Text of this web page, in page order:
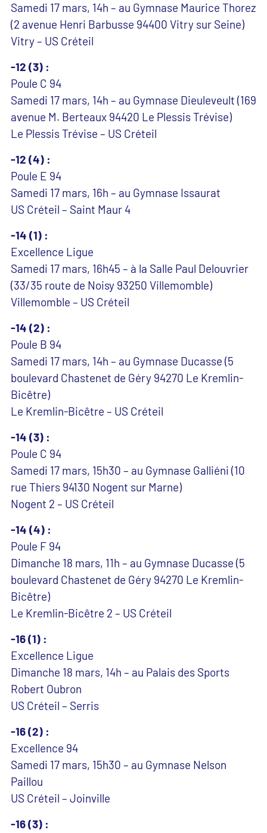
Samedi 17 mars, 14h – au Gymnase Maurice Thorez
(2 avenue Henri Barbusse 94400 Vitry sur Seine)
Vitry – US Créteil
-12 (3) :
Poule C 94
Samedi 17 mars, 14h – au Gymnase Dieuleveult (169
avenue M. Berteaux 94420 Le Plessis Trévise)
Le Plessis Trévise – US Créteil
-12 (4) :
Poule E 94
Samedi 17 mars, 16h – au Gymnase Issaurat
US Créteil – Saint Maur 4
-14 (1) :
Excellence Ligue
Samedi 17 mars, 16h45 – à la Salle Paul Delouvrier
(33/35 route de Noisy 93250 Villemomble)
Villemomble – US Créteil
-14 (2) :
Poule B 94
Samedi 17 mars, 14h – au Gymnase Ducasse (5
boulevard Chastenet de Géry 94270 Le Kremlin-
Bicêtre)
Le Kremlin-Bicêtre – US Créteil
-14 (3) :
Poule C 94
Samedi 17 mars, 15h30 – au Gymnase Galliéni (10
rue Thiers 94130 Nogent sur Marne)
Nogent 2 – US Créteil
-14 (4) :
Poule F 94
Dimanche 18 mars, 11h – au Gymnase Ducasse (5
boulevard Chastenet de Géry 94270 Le Kremlin-
Bicêtre)
Le Kremlin-Bicêtre 2 – US Créteil
-16 (1) :
Excellence Ligue
Dimanche 18 mars, 14h – au Palais des Sports
Robert Oubron
US Créteil – Serris
-16 (2) :
Excellence 94
Samedi 17 mars, 15h30 – au Gymnase Nelson
Paillou
US Créteil – Joinville
-16 (3) :